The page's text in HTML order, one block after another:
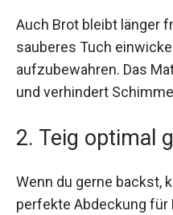
Auch Brot bleibt länger
sauberes Tuch
aufzubewahren. Das
und verhindert
2. Teig optimal
Wenn du gerne backst,
perfekte Abdeckung